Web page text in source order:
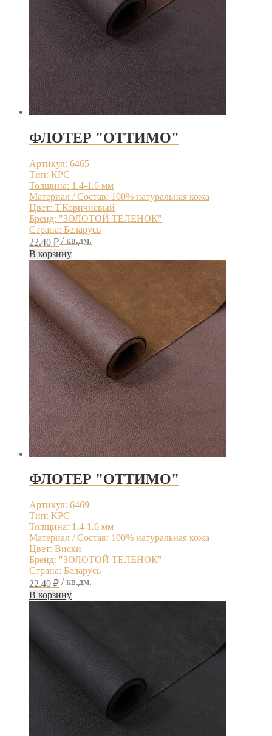
ФЛОТЕР "ОТТИМО"
Артикул: 6465
Тип: КРС
Толщина: 1.4-1.6 мм
Материал / Состав: 100% натуральная кожа
Цвет: Т.Коричневый
Бренд: "ЗОЛОТОЙ ТЕЛЕНОК"
Страна: Беларусь
22.40 ₽ / кв.дм.
В корзину
ФЛОТЕР "ОТТИМО"
Артикул: 6469
Тип: КРС
Толщина: 1.4-1.6 мм
Материал / Состав: 100% натуральная кожа
Цвет: Виски
Бренд: "ЗОЛОТОЙ ТЕЛЕНОК"
Страна: Беларусь
22.40 ₽ / кв.дм.
В корзину